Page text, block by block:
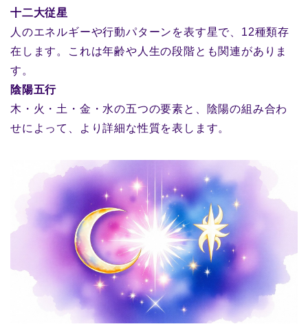
十二大従星
人のエネルギーや行動パターンを表す星で、12種類存
在します。これは年齢や人生の段階とも関連がありま
す。
陰陽五行
木・火・土・金・水の五つの要素と、陰陽の組み合わ
せによって、より詳細な性質を表します。